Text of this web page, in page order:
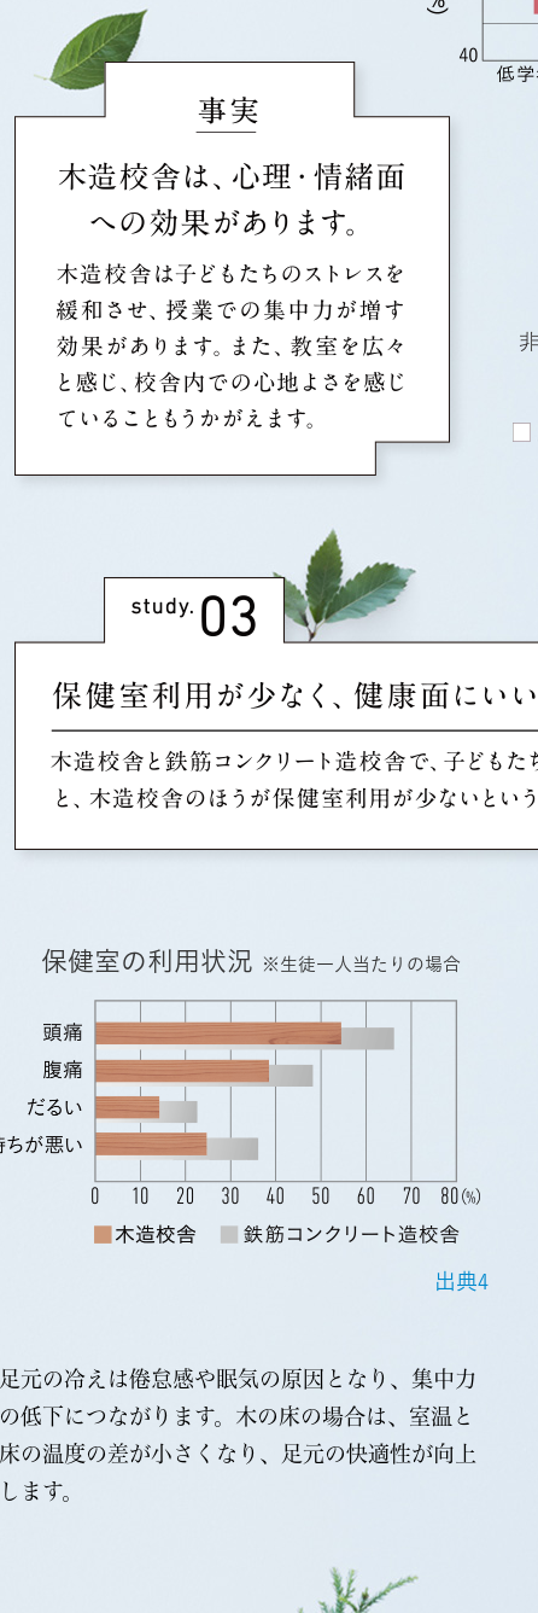
保健室の利用状況 ※生徒一人当たりの場合
出典4
足元の冷えは倦怠感や眠気の原因となり、集中力
の低下につながります。木の床の場合は、室温と
床の温度の差が小さくなり、足元の快適性が向上
します。